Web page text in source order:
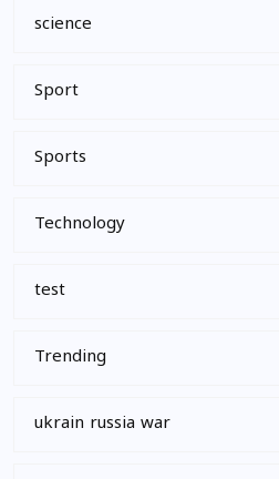
science
Sport
Sports
Technology
test
Trending
ukrain russia war